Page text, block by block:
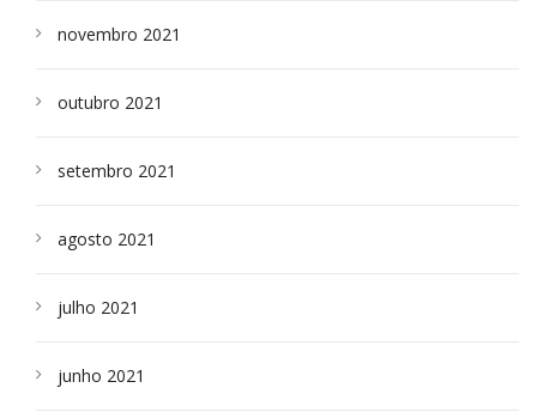
novembro 2021
outubro 2021
setembro 2021
agosto 2021
julho 2021
junho 2021